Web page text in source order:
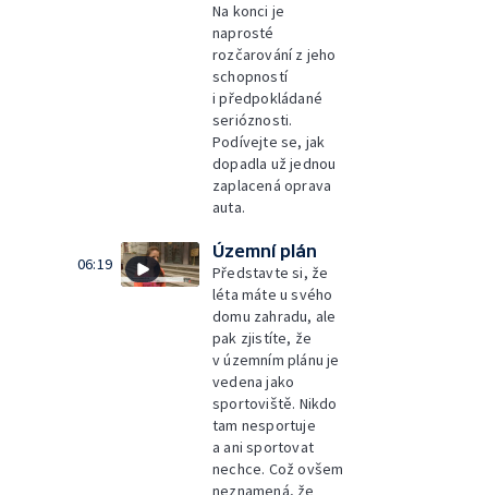
Na konci je
naprosté
rozčarování z jeho
schopností
i předpokládané
serióznosti.
Podívejte se, jak
dopadla už jednou
zaplacená oprava
auta.
06:19
Územní plán
Představte si, že
léta máte u svého
domu zahradu, ale
pak zjistíte, že
v územním plánu je
vedena jako
sportoviště. Nikdo
tam nesportuje
a ani sportovat
nechce. Což ovšem
neznamená, že